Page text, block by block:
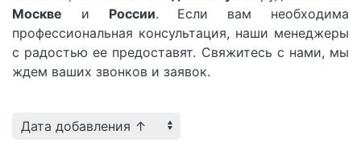
Москве и России. Если вам необходима
профессиональная консультация, наши менеджеры
с радостью ее предоставят. Свяжитесь с нами, мы
ждем ваших звонков и заявок.